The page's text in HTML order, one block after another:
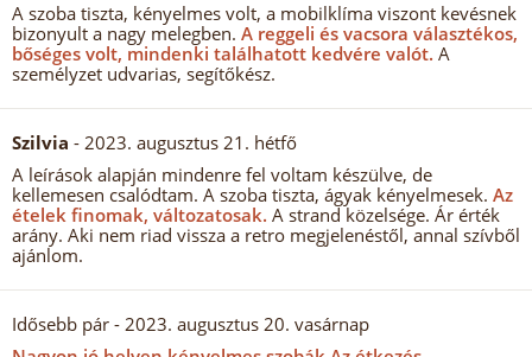
A szoba tiszta, kényelmes volt, a mobilklíma viszont kevésnek
bizonyult a nagy melegben. A reggeli és vacsora választékos,
bőséges volt, mindenki találhatott kedvére valót. A
személyzet udvarias, segítőkész.
Szilvia - 2023. augusztus 21. hétfő
A leírások alapján mindenre fel voltam készülve, de
kellemesen csalódtam. A szoba tiszta, ágyak kényelmesek. Az
ételek finomak, változatosak. A strand közelsége. Ár érték
arány. Aki nem riad vissza a retro megjelenéstől, annal szívből
ajánlom.
Idősebb pár - 2023. augusztus 20. vasárnap